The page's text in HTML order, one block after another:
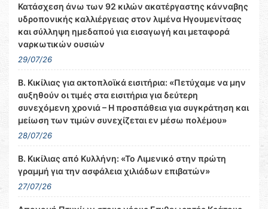
Κατάσχεση άνω των 92 κιλών ακατέργαστης κάνναβης
υδροπονικής καλλιέργειας στον λιμένα Ηγουμενίτσας
και σύλληψη ημεδαπού για εισαγωγή και μεταφορά
ναρκωτικών ουσιών
29/07/26
Β. Κικίλιας για ακτοπλοϊκά εισιτήρια: «Πετύχαμε να μην
αυξηθούν οι τιμές στα εισιτήρια για δεύτερη
συνεχόμενη χρονιά – Η προσπάθεια για συγκράτηση και
μείωση των τιμών συνεχίζεται εν μέσω πολέμου»
28/07/26
Β. Κικίλιας από Κυλλήνη: «Το Λιμενικό στην πρώτη
γραμμή για την ασφάλεια χιλιάδων επιβατών»
27/07/26